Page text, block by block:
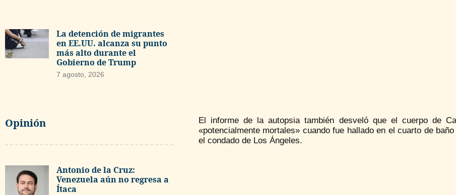
La detención de migrantes
en EE.UU. alcanza su punto
más alto durante el
Gobierno de Trump
7 agosto, 2026
Opinión
Antonio de la Cruz:
Venezuela aún no regresa a
Ítaca
El informe de la autopsia también desveló que el cuerpo de
«potencialmente mortales» cuando fue hallado en el cuarto de
el condado de Los Ángeles.